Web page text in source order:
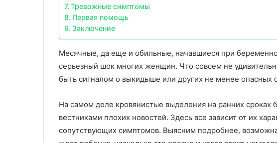
Тревожные симптомы
Первая помощь
Заключение
Месячные, да еще и обильные, начавшиеся при
серьезный шок многих женщин. Что совсем не
быть сигналом о выкидыше или других не менее опасных
На самом деле кровянистые выделения на ранних сроках
вестниками плохих новостей. Здесь все зависит от их
сопутствующих симптомов. Выясним подробнее,